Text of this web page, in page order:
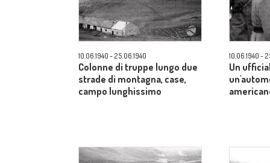
10.06.1940 - 25.06.1940
Colonne di truppe lungo due
strade di montagna, case,
campo lunghissimo
10.06.1940 -
Un